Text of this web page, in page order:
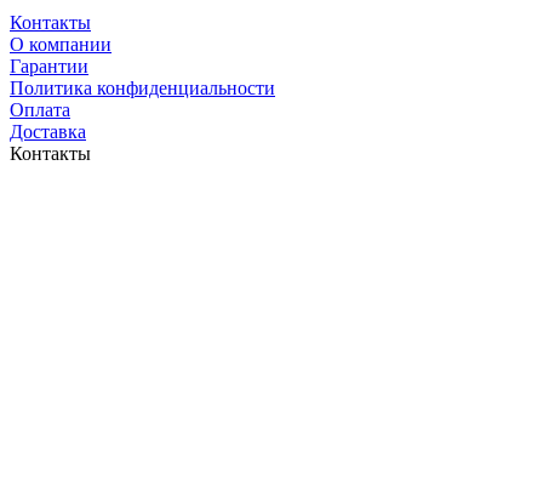
Контакты
O компании
Гарантии
Политика конфиденциальности
Оплата
Доставка
Контакты